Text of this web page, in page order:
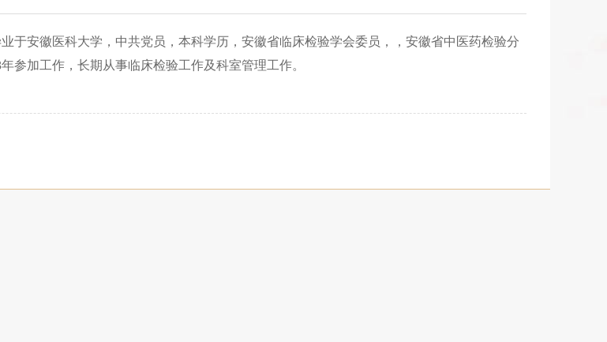
于安徽医科大学，中共党员，本科学历，安徽省临床检验学会委员，，安徽省中医药检验分
参加工作，长期从事临床检验工作及科室管理工作。